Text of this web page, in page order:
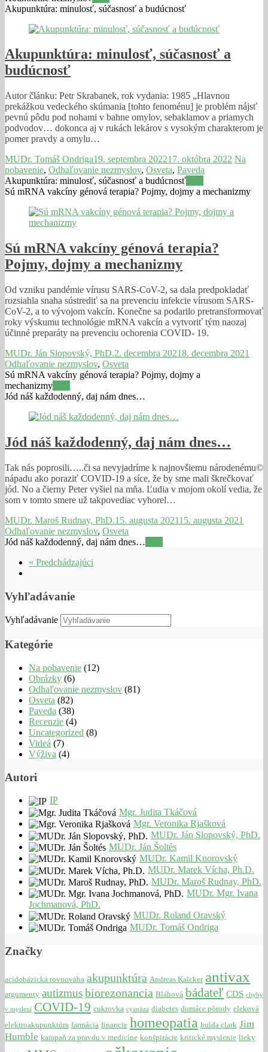
Akupunktúra: minulosť, súčasnosť a budúcnosť
Akupunktúra: minulosť, súčasnosť a
budúcnosť
Autor článku: Petr Skrabanek, rok vydania: 1985 „Hlavnou
prekážkou vedeckého skúmania [tohto fenoménu] je problém nájsť
pevnú pôdu pod nohami v bahne omylov, sebaklamov a priamych
podvodov… dokonca aj v rukách lekárov s vysokým charakterom je
pomer pravdy a omylu…
MUDr. Tomáš Ondriga19. septembra 202217. októbra 2022 Na
pobavenie, Odhaľovanie nezmyslov, Osveta, Paveda
Akupunktúra: minulosť, súčasnosť a budúcnosť
Sú mRNA vakcíny génová terapia? Pojmy, dojmy a mechanizmy
Sú mRNA vakcíny génová terapia?
Pojmy, dojmy a mechanizmy
Od vzniku pandémie vírusu SARS-CoV-2, sa dala predpokladať
rozsiahla snaha sústrediť sa na prevenciu infekcie vírusom SARS-
CoV-2, a to vývojom vakcín. Konečne sa podarilo pretransformovať
roky výskumu technológie mRNA vakcín a vytvoriť tým naozaj
účinné preparáty na prevenciu ochorenia COVID- 19.
MUDr. Ján Slopovský, PhD.2. decembra 20218. decembra 2021
Odhaľovanie nezmyslov, Osveta
Sú mRNA vakcíny génová terapia? Pojmy, dojmy a
mechanizmy
Jód náš každodenný, daj nám dnes…
Jód náš každodenný, daj nám dnes…
Tak nás poprosili…..či sa nevyjadríme k najnovšiemu národenému©
nápadu ako poraziť COVID-19 a síce, že by sme mali škrečkovať
jód. No a čierny Peter vyšiel na mňa. Ľudia v mojom okolí vedia, že
som v tomto smere už takpovediac vyhorel…
MUDr. Maroš Rudnay, PhD.15. augusta 202115. augusta 2021
Odhaľovanie nezmyslov, Osveta
Jód náš každodenný, daj nám dnes…
« Predchádzajúci
Vyhľadávanie
Vyhľadávanie
Kategórie
Na pobavenie (12)
Obrázky (6)
Odhaľovanie nezmyslov (81)
Osveta (82)
Paveda (38)
Recenzie (4)
Uncategorized (8)
Videá (7)
Výživa (4)
Autori
IP
Mgr. Judita Tkáčová
Mgr. Veronika Rjašková
MUDr. Ján Slopovský, PhD.
MUDr. Ján Šoltés
MUDr. Kamil Knorovský
MUDr. Marek Vícha, Ph.D.
MUDr. Maroš Rudnay, PhD.
MUDr. Mgr. Ivana
Jochmanová, PhD.
MUDr. Roland Oravský
MUDr. Tomáš Ondriga
Značky
acidobázická rovnováha akupunktúra Andreas Kalcker antivax
argumenty autizmusbiorezonancia Bláhová bádateľ CDS chyby
v myslení COVID-19 cukrovka cyanóza diabetes domáce pôrody eleková
elektroakupunktúra farmácia financie homeopatia hulda clark Jim
Humble kampaň za pravdu v medicíne konšpirácie kritické myslenie lieky